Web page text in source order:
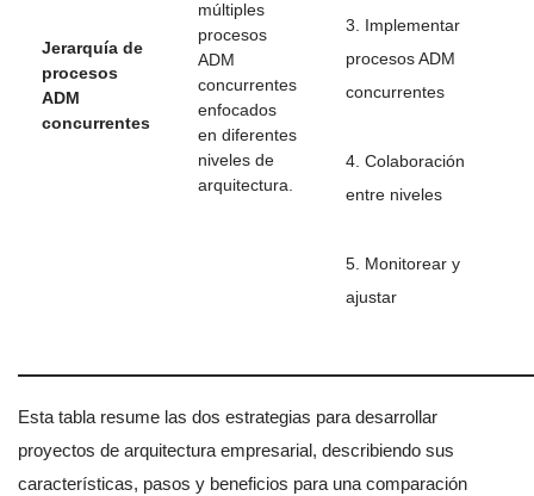
Jerarquía de
procesos
ADM
concurrentes
múltiples
procesos
ADM
concurrentes
enfocados
en diferentes
niveles de
arquitectura.
3. Implementar
procesos ADM
concurrentes
4. Colaboración
entre niveles
5. Monitorear y
ajustar
Esta tabla resume las dos estrategias para desarrollar
proyectos de arquitectura empresarial, describiendo sus
características, pasos y beneficios para una comparación